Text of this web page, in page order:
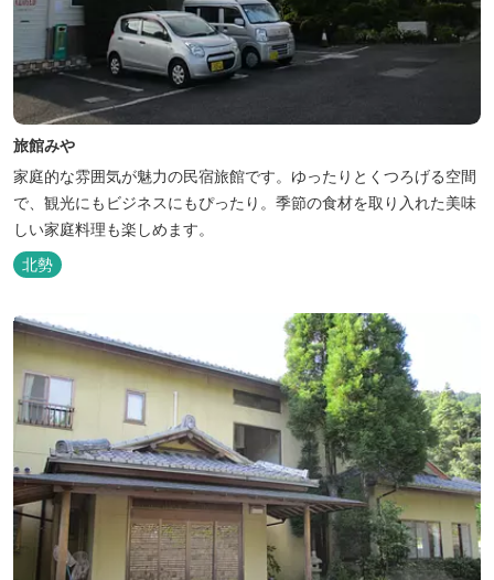
旅館みや
家庭的な雰囲気が魅力の民宿旅館です。ゆったりとくつろげる空間
で、観光にもビジネスにもぴったり。季節の食材を取り入れた美味
しい家庭料理も楽しめます。
北勢